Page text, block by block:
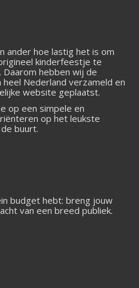
ander hoe lastig het is om
kinderfeestje te
hebben wij de
Nederland verzameld en
website geplaatst.
op een simpele en
op het leukste
buurt.
budget hebt: breng jouw
van een breed publiek.